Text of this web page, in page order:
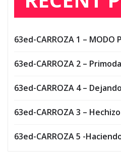
63ed-CARROZA 1 – MODO
63ed-CARROZA 2 – Primoda
63ed-CARROZA 4 –
63ed-CARROZA 3 –
63ed-CARROZA 5 -